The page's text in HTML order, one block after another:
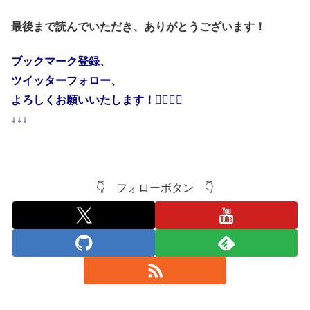
最後まで読んでいただき、ありがとうございます！
ブックマーク登録、
ツイッターフォロー、
よろしくお願いいたします！🙇‍♂️🙇‍♂️
↓↓↓
👇 フォローボタン 👇